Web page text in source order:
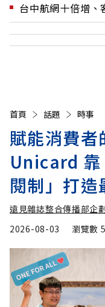
台中航網十倍增、
首頁 話題 時事
賦能消費者
Unicard 靠
閱制」打
遠見雜誌整合傳播部企
2026-08-03
瀏覽數